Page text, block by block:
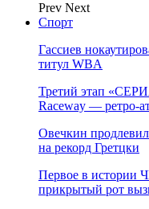
Prev Next
Спорт
Гассиев
титул WBA
Третий этап
Raceway —
Овечкин
на рекорд Гретцки
Первое в истории
прикрытый рот